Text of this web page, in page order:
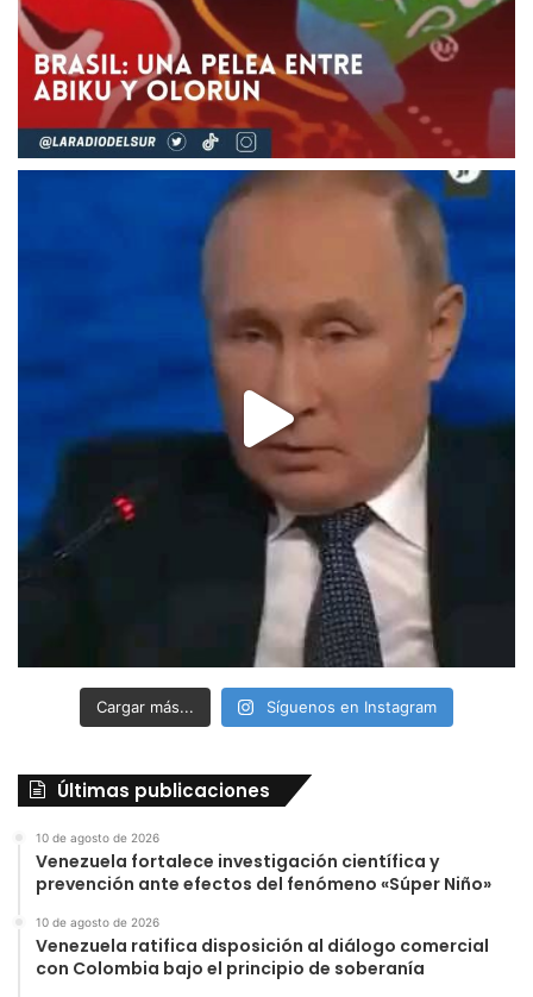
Cargar más... Síguenos en Instagram
Últimas publicaciones
10 de agosto de 2026
Venezuela fortalece investigación científica y
prevención ante efectos del fenómeno «Súper Niño»
10 de agosto de 2026
Venezuela ratifica disposición al diálogo comercial
con Colombia bajo el principio de soberanía